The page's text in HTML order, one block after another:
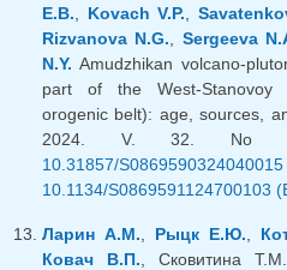
E.B.
Kovach V.P.
Rizvanova N.G.
Sergeeva
N.Y. Amudzhikan volcano-
part of the West-Stanovoy
orogenic belt): age, sources,
2024. V. 32. No
10.31857/
10.1134/S0869591124700103
Ларин А.М.
Рыцк Е.Ю.
Ковач В.П. , Сковитина